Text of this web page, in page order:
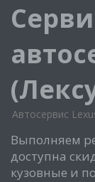
Автосервис
Выполняем
доступна
кузовные и